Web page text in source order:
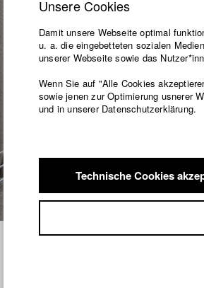
Studierende /
a b c d e f g h i j k l
Unsere Cookies
Damit unsere Webseite optimal
u. a. die eingebetteten sozialen
unserer Webseite sowie das
Wenn Sie auf "Alle Cookies
sowie jenen zur Optimierung usnerer
und in unserer Datenschutzerklärung.
Technische Cookies